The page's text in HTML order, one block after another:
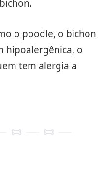
o poodle, o bichon
hipoalergênica, o
tem alergia a